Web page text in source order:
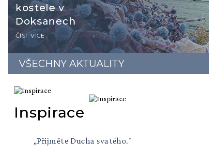
Inspirace
„Přijměte Ducha svatého."
kostele v
Doksanech
ČÍST VÍCE
VŠECHNY AKTUALITY